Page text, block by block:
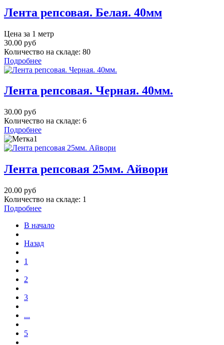
Лента репсовая. Белая. 40мм
Цена за 1 метр
30.00 руб
Количество на складе: 80
Подробнее
Лента репсовая. Черная. 40мм.
30.00 руб
Количество на складе: 6
Подробнее
Лента репсовая 25мм. Айвори
20.00 руб
Количество на складе: 1
Подробнее
В начало
Назад
1
2
3
...
5